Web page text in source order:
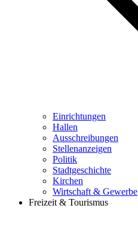
Einrichtungen
Hallen
Ausschreibungen
Stellenanzeigen
Politik
Stadtgeschichte
Kirchen
Wirtschaft & Gewerbe
Freizeit & Tourismus